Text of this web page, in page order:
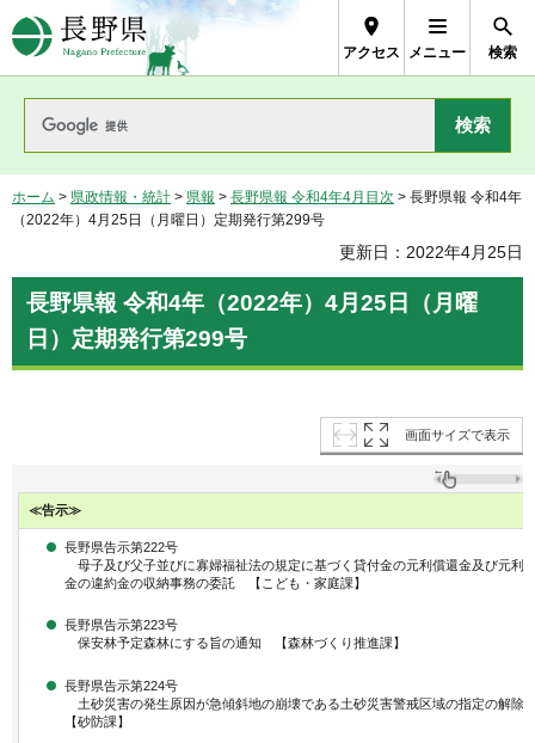
長野県Nagano Prefecture
アクセス メニュー 検索
ホーム > 県政情報・統計 > 県報 > 長野県報 令和4年4月目次 > 長野県報 令和4年
（2022年）4月25日（月曜日）定期発行第299号
更新日：2022年4月25日
長野県報 令和4年（2022年）4月25日（月曜
日）定期発行第299号
画面サイズで表示
≪告示≫
長野県告示第222号
母子及び父子並びに寡婦福祉法の規定に基づく貸付金の元利償還金及び元利
金の違約金の収納事務の委託 【こども・家庭課】
長野県告示第223号
保安林予定森林にする旨の通知 【森林づくり推進課】
長野県告示第224号
土砂災害の発生原因が急傾斜地の崩壊である土砂災害警戒区域の指定の解
【砂防課】